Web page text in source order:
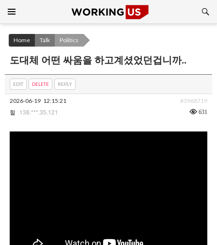
CONTENT
Home Talk Politics
도대체 어떤 싸움을 하고계셨었던겁니까..
EDIT DELETE REPLY
2026-06-19 12:15:21 #3968719
헐 138.***.35.121 631